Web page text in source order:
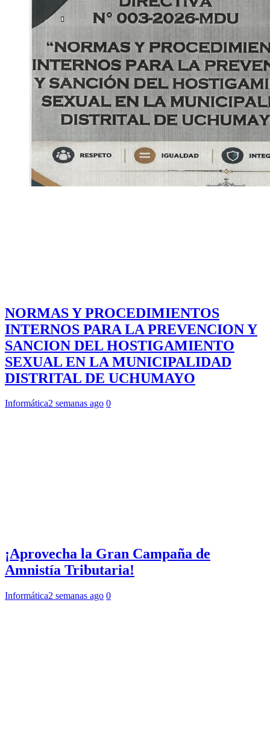
NORMAS Y PROCEDIMIENTOS
INTERNOS PARA LA PREVENCION Y
SANCION DEL HOSTIGAMIENTO
SEXUAL EN LA MUNICIPALIDAD
DISTRITAL DE UCHUMAYO
Informática2 semanas ago 0
¡Aprovecha la Gran Campaña de
Amnistía Tributaria!
Informática2 semanas ago 0